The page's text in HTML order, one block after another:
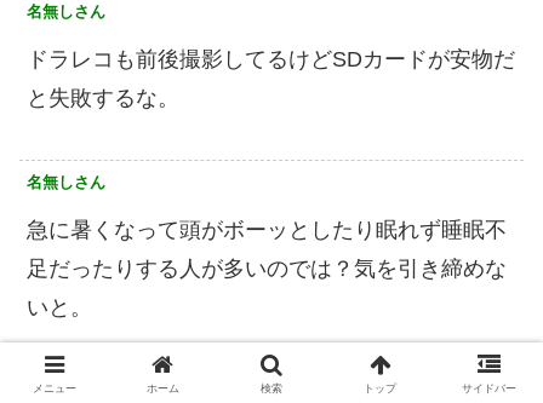
名無しさん
ドラレコも前後撮影してるけどSDカードが安物だ
と失敗するな。
名無しさん
急に暑くなって頭がボーッとしたり眠れず睡眠不
足だったりする人が多いのでは？気を引き締めな
いと。
名無しさん
メニュー ホーム 検索 トップ サイドバー